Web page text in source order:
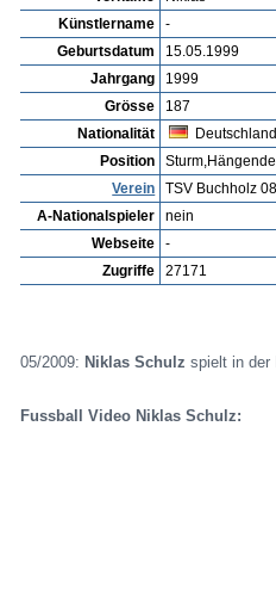
Künstlername
-
Geburtsdatum
15.05.1999
Jahrgang
1999
Grösse
187
Nationalität
Deutschland
Position
Verein
TSV Buchholz 08
A-Nationalspieler
nein
Webseite
-
Zugriffe
27171
05/2009: Niklas Schulz spielt in der
Fussball Video Niklas Schulz: